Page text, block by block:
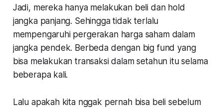
Jadi, mereka hanya melakukan beli dan hold
jangka panjang. Sehingga tidak terlalu
mempengaruhi pergerakan harga saham dalam
jangka pendek. Berbeda dengan big fund yang
bisa melakukan transaksi dalam setahun itu selama
beberapa kali.
Lalu apakah kita nggak pernah bisa beli sebelum